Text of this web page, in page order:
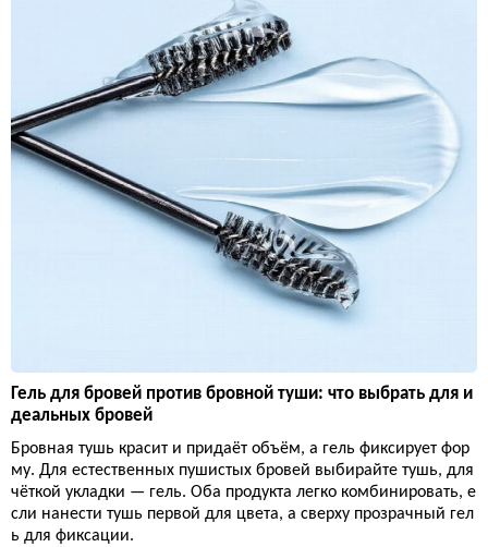
Гель для бровей против бровной туши: что выбрать для и
деальных бровей
Бровная тушь красит и придаёт объём, а гель фиксирует фор
му. Для естественных пушистых бровей выбирайте тушь, для
чёткой укладки — гель. Оба продукта легко комбинировать, е
сли нанести тушь первой для цвета, а сверху прозрачный гел
ь для фиксации.